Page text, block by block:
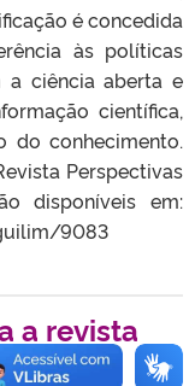
é concedida
às políticas
a ciência aberta e
científica,
do conhecimento.
Perspectivas
disponíveis em:
9083
a revista